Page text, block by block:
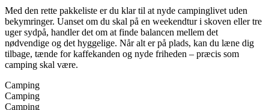
Med den rette pakkeliste er du klar til at nyde campinglivet uden
bekymringer. Uanset om du skal på en weekendtur i skoven eller tre
uger sydpå, handler det om at finde balancen mellem det
nødvendige og det hyggelige. Når alt er på plads, kan du læne dig
tilbage, tænde for kaffekanden og nyde friheden – præcis som
camping skal være.
Camping
Camping
Camping